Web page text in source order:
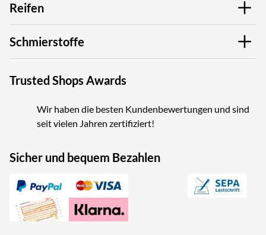
Reifen
Schmierstoffe
Trusted Shops Awards
Wir haben die besten Kundenbewertungen und sind
seit vielen Jahren zertifiziert!
Sicher und bequem Bezahlen